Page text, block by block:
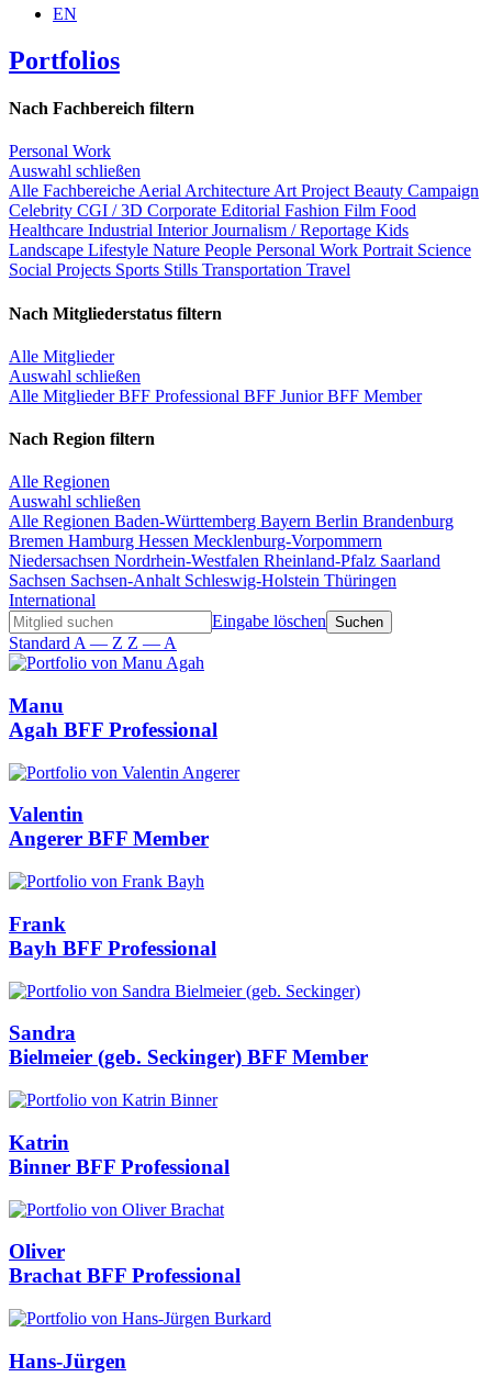
EN
Portfolios
Nach Fachbereich filtern
Personal Work
Auswahl schließen
Alle Fachbereiche Aerial Architecture Art Project Beauty Campaign
Celebrity CGI / 3D Corporate Editorial Fashion Film Food
Healthcare Industrial InteriorJournalism / Reportage Kids
Landscape Lifestyle Nature People Personal Work Portrait Science
Social Projects Sports Stills Transportation Travel
Nach Mitgliederstatus filtern
Alle Mitglieder
Auswahl schließen
Alle MitgliederBFF Professional BFF JuniorBFF Member
Nach Region filtern
Alle Regionen
Auswahl schließen
Alle Regionen Baden-Württemberg Bayern Berlin Brandenburg
Bremen Hamburg Hessen Mecklenburg-Vorpommern
Niedersachsen Nordrhein-Westfalen Rheinland-Pfalz Saarland
Sachsen Sachsen-Anhalt Schleswig-Holstein Thüringen
International
Eingabe löschen
Standard A — Z Z — A
Manu
Agah BFF Professional
Valentin
Angerer BFF Member
Frank
Bayh BFF Professional
Sandra
Bielmeier (geb. Seckinger) BFF Member
Katrin
Binner BFF Professional
Oliver
BrachatBFF Professional
Hans-Jürgen